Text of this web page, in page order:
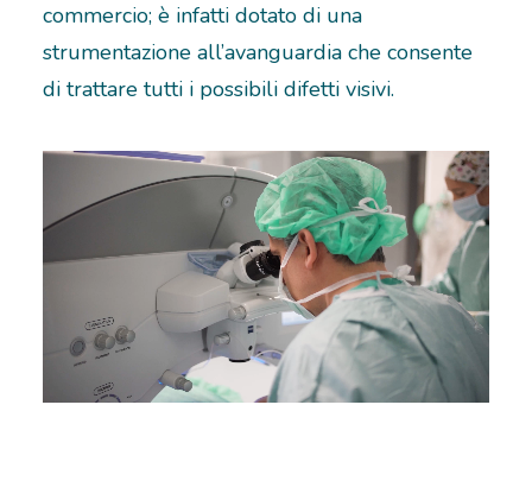
PATOLOGIE
NEWS
FORMAZIONE
commercio; è infatti dotato di una
strumentazione all’avanguardia che consente
di trattare tutti i possibili difetti visivi.